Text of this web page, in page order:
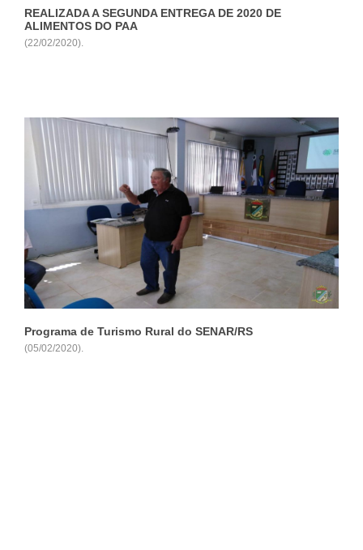
REALIZADA A SEGUNDA ENTREGA DE 2020 DE
ALIMENTOS DO PAA
(22/02/2020).
Ver +
Programa de Turismo Rural do SENAR/RS
(05/02/2020).